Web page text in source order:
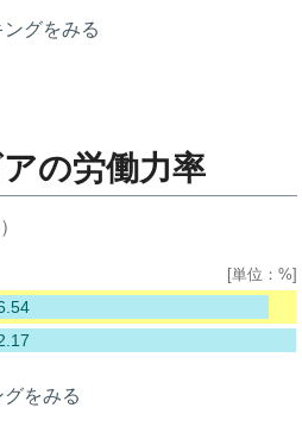
グをみる
の労働力率
[単位：%]
をみる